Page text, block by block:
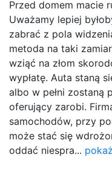
Przed domem macie
Uważamy lepiej
zabrać z pola
metoda na taki
wziąć na złom
wypłatę. Auta staną
albo w pełni zostaną
oferujący zarobi.
samochodów, przy
może stać się
oddać niespra...